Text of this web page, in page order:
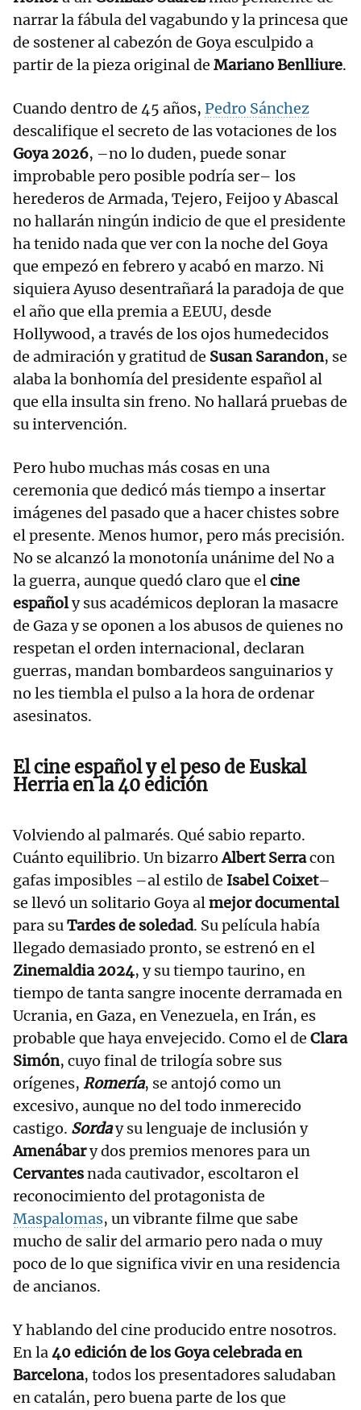
narrar la fábula del vagabundo y la princesa que
de sostener al cabezón de Goya esculpido a
partir de la pieza original de Mariano Benlliure.
Cuando dentro de 45 años, Pedro Sánchez
descalifique el secreto de las votaciones de los
Goya 2026, –no lo duden, puede sonar
improbable pero posible podría ser– los
herederos de Armada, Tejero, Feijoo y Abascal
no hallarán ningún indicio de que el presidente
ha tenido nada que ver con la noche del Goya
que empezó en febrero y acabó en marzo. Ni
siquiera Ayuso desentrañará la paradoja de que
el año que ella premia a EEUU, desde
Hollywood, a través de los ojos humedecidos
de admiración y gratitud de Susan Sarandon, se
alaba la bonhomía del presidente español al
que ella insulta sin freno. No hallará pruebas de
su intervención.
Pero hubo muchas más cosas en una
ceremonia que dedicó más tiempo a insertar
imágenes del pasado que a hacer chistes sobre
el presente. Menos humor, pero más precisión.
No se alcanzó la monotonía unánime del No a
la guerra, aunque quedó claro que elcine
españoly sus académicos deploran la masacre
de Gaza y se oponen a los abusos de quienes no
respetan el orden internacional, declaran
guerras, mandan bombardeos sanguinarios y
no les tiembla el pulso a la hora de ordenar
asesinatos.
El cine español y el peso de Euskal
Herria en la 40 edición
Volviendo al palmarés. Qué sabio reparto.
Cuánto equilibrio. Un bizarroAlbert Serracon
gafas imposibles –al estilo de Isabel Coixet–
se llevó un solitario Goya almejor documental
para suTardes de soledad. Su película había
llegado demasiado pronto, se estrenó en el
Zinemaldia 2024, y su tiempo taurino, en
tiempo de tanta sangre inocente derramada en
Ucrania, en Gaza, en Venezuela, en Irán, es
probable que haya envejecido. Como el de Clara
Simón, cuyo final de trilogía sobre sus
orígenes, Romería, se antojó como un
excesivo, aunque no del todo inmerecido
castigo. Sorday su lenguaje de inclusión y
Amenábary dos premios menores para un
Cervantesnada cautivador, escoltaron el
reconocimiento del protagonista de
Maspalomas, un vibrante filme que sabe
mucho de salir del armario pero nada o muy
poco de lo que significa vivir en una residencia
de ancianos.
Y hablando del cine producido entre nosotros.
En la40 edición de los Goya celebrada en
Barcelona, todos los presentadores saludaban
en catalán, pero buena parte de los que